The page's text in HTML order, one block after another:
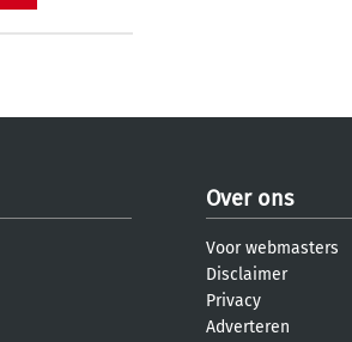
Over ons
Voor webmasters
Disclaimer
Privacy
Adverteren